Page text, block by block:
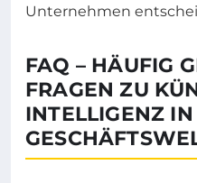
Unternehmen
FAQ – HÄUFIG
FRAGEN ZU
INTELLIGENZ